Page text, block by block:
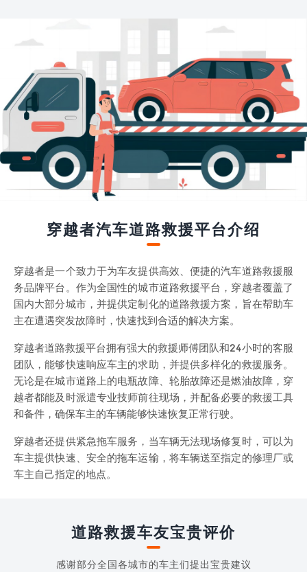
穿越者汽车道路救援平台介绍
穿越者是一个致力于为车友提供高效、便捷的汽车道路救援服
务品牌平台。作为全国性的城市道路救援平台，穿越者覆盖了
国内大部分城市，并提供定制化的道路救援方案，旨在帮助车
主在遭遇突发故障时，快速找到合适的解决方案。
穿越者道路救援平台拥有强大的救援师傅团队和24小时的客服
团队，能够快速响应车主的求助，并提供多样化的救援服务。
无论是在城市道路上的电瓶故障、轮胎故障还是燃油故障，穿
越者都能及时派遣专业技师前往现场，并配备必要的救援工具
和备件，确保车主的车辆能够快速恢复正常行驶。
穿越者还提供紧急拖车服务，当车辆无法现场修复时，可以为
车主提供快速、安全的拖车运输，将车辆送至指定的修理厂或
车主自己指定的地点。
道路救援车友宝贵评价
感谢部分全国各城市的车主们提出宝贵建议